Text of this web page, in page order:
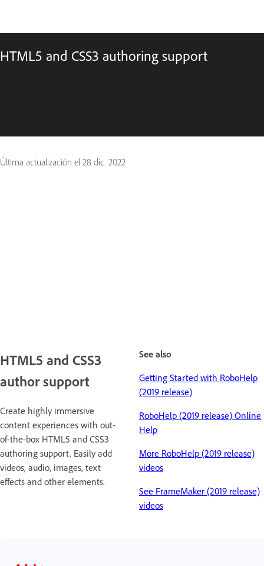
HTML5 and CSS3 authoring support
Última actualización el 28 dic. 2022
HTML5 and CSS3
author support
Create highly immersive
content experiences with out-
of-the-box HTML5 and CSS3
authoring support. Easily add
videos, audio, images, text
effects and other elements.
See also
Getting Started with RoboHelp
(2019 release)
RoboHelp (2019 release) Online
Help
More RoboHelp (2019 release)
videos
See FrameMaker (2019 release)
videos